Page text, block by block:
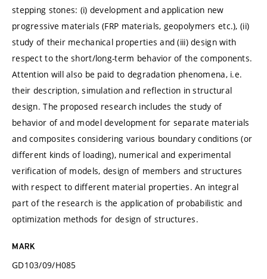
stepping stones: (i) development and application new
progressive materials (FRP materials, geopolymers etc.), (ii)
study of their mechanical properties and (iii) design with
respect to the short/long-term behavior of the components.
Attention will also be paid to degradation phenomena, i.e.
their description, simulation and reflection in structural
design. The proposed research includes the study of
behavior of and model development for separate materials
and composites considering various boundary conditions (or
different kinds of loading), numerical and experimental
verification of models, design of members and structures
with respect to different material properties. An integral
part of the research is the application of probabilistic and
optimization methods for design of structures.
MARK
GD103/09/H085